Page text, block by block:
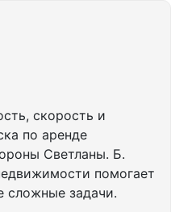
скорость и
по аренде
Светланы. Б.
помогает
сложные задачи.